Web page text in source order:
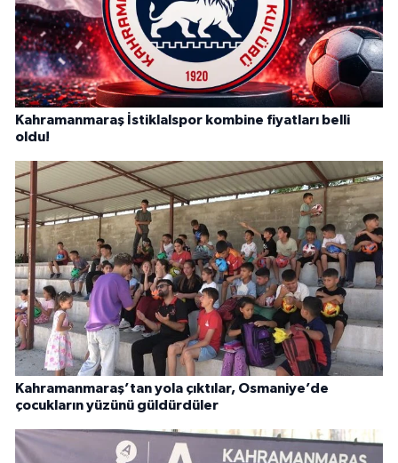
Kahramanmaraş İstiklalspor kombine fiyatları belli
oldu!
Kahramanmaraş’tan yola çıktılar, Osmaniye’de
çocukların yüzünü güldürdüler